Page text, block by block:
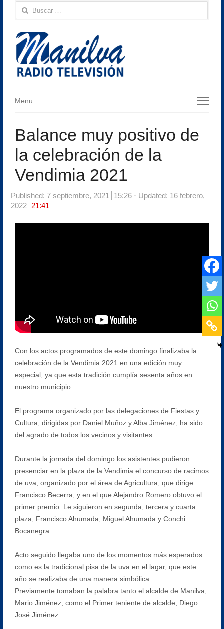
Buscar:
Menu
Menu
Balance muy positivo de
la celebración de la
Vendimia 2021
Published: 7 septiembre, 2021 15:26
Updated: 16 febrero,
2022
21:41
Con los actos programados de este domingo finalizaba la
celebración de la Vendimia 2021 en una edición muy
especial, ya que esta tradición cumplía sesenta años en
nuestro municipio.
El programa organizado por las delegaciones de Fiestas y
Cultura, dirigidas por Daniel Muñoz y Alba Jiménez, ha sido
del agrado de todos los vecinos y visitantes.
Durante la jornada del domingo los asistentes pudieron
presenciar en la plaza de la Vendimia el concurso de racimos
de uva, organizado por el área de Agricultura, que dirige
Francisco Becerra, y en el que Alejandro Romero obtuvo el
primer premio. Le siguieron en segunda, tercera y cuarta
plaza, Francisco Ahumada, Miguel Ahumada y Conchi
Bocanegra.
Acto seguido llegaba uno de los momentos más esperados
como es la tradicional pisa de la uva en el lagar, que este
año se realizaba de una manera simbólica.
Previamente tomaban la palabra tanto el alcalde de Manilva,
Mario Jiménez, como el Primer teniente de alcalde, Diego
José Jiménez.